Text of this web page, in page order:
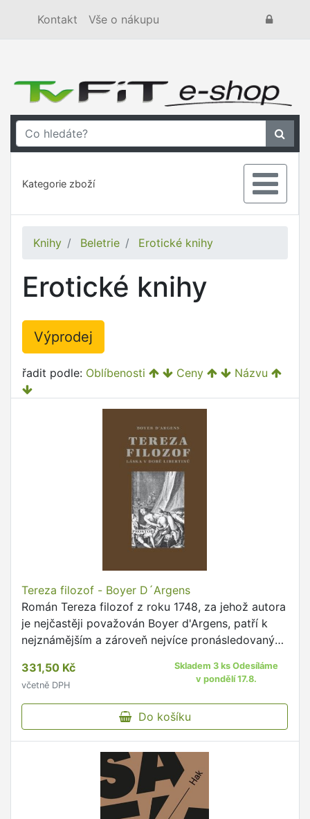
Kontakt Vše o nákupu
Kategorie zboží
Knihy Beletrie Erotické knihy
Erotické knihy
Výprodej
řadit podle: Oblíbenosti Ceny Názvu
Tereza filozof - Boyer D´Argens
Román Tereza filozof z roku 1748, za jehož autora
je nejčastěji považován Boyer d'Argens, patří k
nejznámějším a zároveň nejvíce pronásledovaným
331,50 Kč
včetně DPH
Skladem 3 ks Odesíláme
v pondělí 17.8.
Do košíku